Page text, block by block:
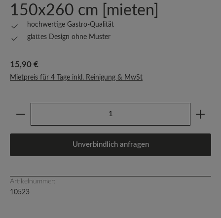
150x260 cm [mieten]
hochwertige Gastro-Qualität
glattes Design ohne Muster
Regulärer Preis:
15,90 €
Mietpreis für 4 Tage inkl. Reinigung & MwSt
Produkt Anzahl: Gib den gewünschten Wert ein
Unverbindlich anfragen
Artikelnummer:
10523